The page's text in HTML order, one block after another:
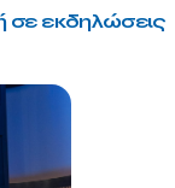
σε εκδηλώσεις